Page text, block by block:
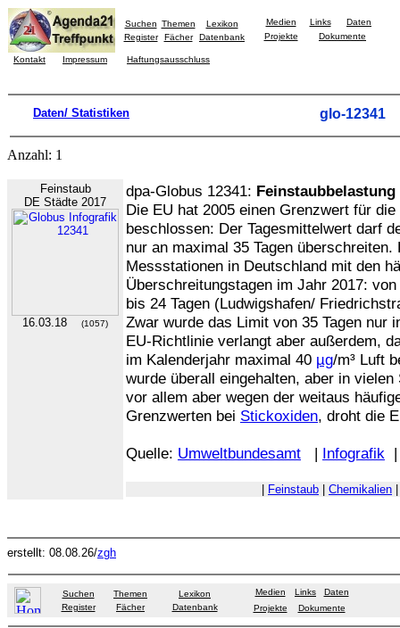
Suchen Themen
Lexikon
Register
Fächer Datenbank
Medien Links
Daten
Projekte
Dokumente
Kontakt Impressum Haftungsausschluss
Daten/ Statistiken glo-12341
Anzahl: 1
Feinstaub
DE Städte 2017
16.03.18 (1057)
dpa-Globus 12341:
Die EU hat 2005 einen Grenzwert für die
beschlossen: Der Tagesmittelwert darf
nur an maximal 35 Tagen
Messstationen in Deutschland mit den
Überschreitungstagen im Jahr 2017:
bis 24 Tagen (Ludwigshafen/
Zwar wurde das Limit von 35 Tagen nur
EU-Richtlinie verlangt aber außerdem,
im Kalenderjahr maximal 40 µg/m³ Luft
wurde überall eingehalten, aber in
vor allem aber wegen der weitaus
Grenzwerten bei Stickoxiden, droht die
Quelle: Umweltbundesamt | Infografik
Feinstaub Chemikalien
erstellt: 08.08.26/zgh
Suchen Themen
Lexikon
Register
Fächer Datenbank
Medien Links
Daten
Projekte
Dokumente